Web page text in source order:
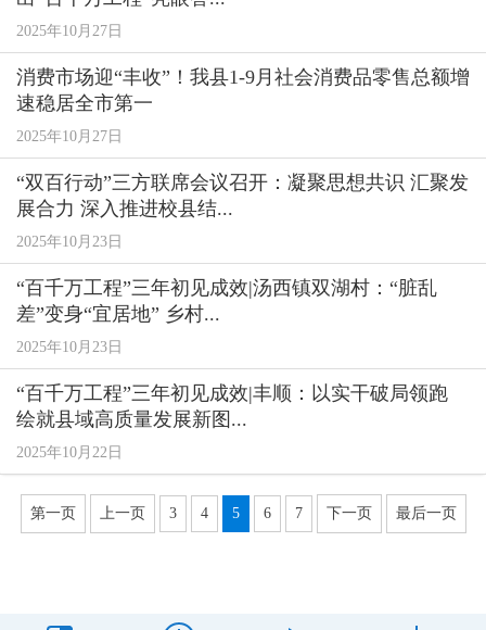
2025年10月27日
消费市场迎“丰收”！我县1-9月社会消费品零售总额增
速稳居全市第一
2025年10月27日
“双百行动”三方联席会议召开：凝聚思想共识 汇聚发
展合力 深入推进校县结...
2025年10月23日
“百千万工程”三年初见成效|汤西镇双湖村：“脏乱
差”变身“宜居地” 乡村...
2025年10月23日
“百千万工程”三年初见成效|丰顺：以实干破局领跑
绘就县域高质量发展新图...
2025年10月22日
第一页 上一页 3 4 5 6 7 下一页 最后一页